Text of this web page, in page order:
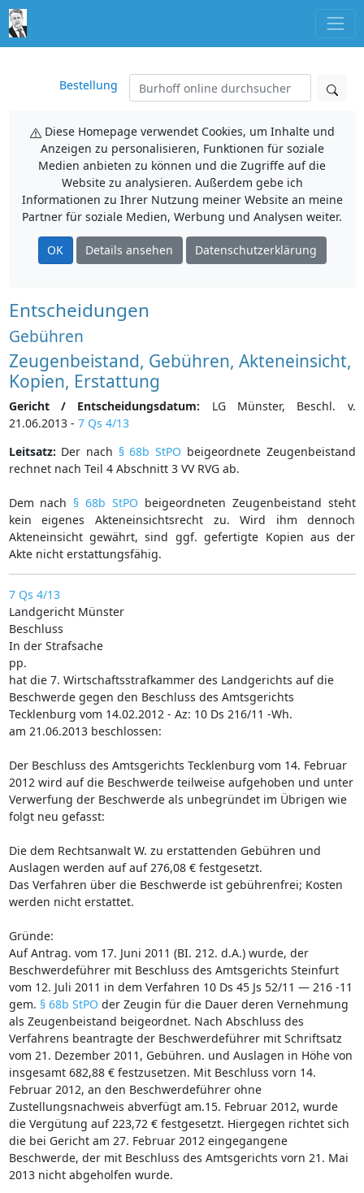
Bestellung
Diese Homepage verwendet Cookies, um Inhalte und
Anzeigen zu personalisieren, Funktionen für soziale
Medien anbieten zu können und die Zugriffe auf die
Website zu analysieren. Außerdem gebe ich
Informationen zu Ihrer Nutzung meiner Website an meine
Partner für soziale Medien, Werbung und Analysen weiter.
OK Details ansehen Datenschutzerklärung
Entscheidungen
Gebühren
Zeugenbeistand, Gebühren, Akteneinsicht,
Kopien, Erstattung
Gericht / Entscheidungsdatum: LG Münster, Beschl. v.
21.06.2013 - 7 Qs 4/13
Leitsatz: Der nach § 68b StPO beigeordnete Zeugenbeistand
rechnet nach Teil 4 Abschnitt 3 VV RVG ab.
Dem nach § 68b StPO beigeordneten Zeugenbeistand steht
kein eigenes Akteneinsichtsrecht zu. Wird ihm dennoch
Akteneinsicht gewährt, sind ggf. gefertigte Kopien aus der
Akte nicht erstattungsfähig.
7 Qs 4/13
Landgericht Münster
Beschluss
In der Strafsache
pp.
hat die 7. Wirtschaftsstrafkammer des Landgerichts auf die
Beschwerde gegen den Beschluss des Amtsgerichts
Tecklenburg vom 14.02.2012 - Az: 10 Ds 216/11 -Wh.
am 21.06.2013 beschlossen:
Der Beschluss des Amtsgerichts Tecklenburg vom 14. Februar
2012 wird auf die Beschwerde teilweise aufgehoben und unter
Verwerfung der Beschwerde als unbegründet im Übrigen wie
folgt neu gefasst:
Die dem Rechtsanwalt W. zu erstattenden Gebühren und
Auslagen werden auf auf 276,08 € festgesetzt.
Das Verfahren über die Beschwerde ist gebührenfrei; Kosten
werden nicht erstattet.
Gründe:
Auf Antrag. vom 17. Juni 2011 (BI. 212. d.A.) wurde, der
Beschwerdeführer mit Beschluss des Amtsgerichts Steinfurt
vom 12. Juli 2011 in dem Verfahren 10 Ds 45 Js 52/11 — 216 -11
gem. § 68b StPO der Zeugin für die Dauer deren Vernehmung
als Zeugenbeistand beigeordnet. Nach Abschluss des
Verfahrens beantragte der Beschwerdeführer mit Schriftsatz
vom 21. Dezember 2011, Gebühren. und Auslagen in Höhe von
insgesamt 682,88 € festzusetzen. Mit Beschluss vorn 14.
Februar 2012, an den Beschwerdeführer ohne
Zustellungsnachweis abverfügt am.15. Februar 2012, wurde
die Vergütung auf 223,72 € festgesetzt. Hiergegen richtet sich
die bei Gericht am 27. Februar 2012 eingegangene
Beschwerde, der mit Beschluss des Amtsgerichts vorn 21. Mai
2013 nicht abgeholfen wurde.